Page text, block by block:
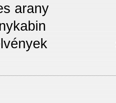
arany